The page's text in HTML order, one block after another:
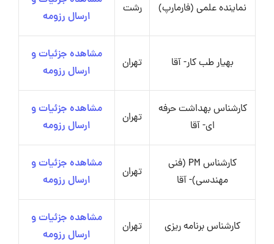
نماینده علمی (فارمارپ) رشت
ارسال رزومه
بهیار طب کار- آقا تهران
مشاهده جزئیات و
ارسال رزومه
کارشناس بهداشت حرفه
ای- آقا
تهران
مشاهده جزئیات و
ارسال رزومه
کارشناس PM (فنی
مهندسی)- آقا
تهران
مشاهده جزئیات و
ارسال رزومه
کارشناس برنامه ریزی تهران
مشاهده جزئیات و
ارسال رزومه